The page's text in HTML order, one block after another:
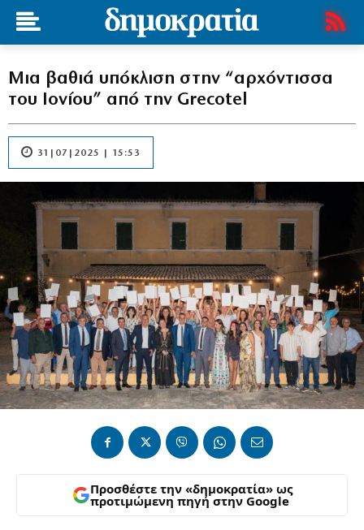
Μια βαθιά υπόκλιση στην “αρχόντισσα
του Ιονίου” από την Grecotel
31|07|2025 | 15:53
Προσθέστε την «δημοκρατία» ως
προτιμώμενη πηγή στην Google